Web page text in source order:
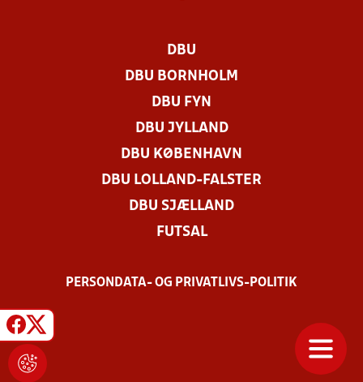
DBU
DBU BORNHOLM
DBU FYN
DBU JYLLAND
DBU KØBENHAVN
DBU LOLLAND-FALSTER
DBU SJÆLLAND
FUTSAL
PERSONDATA- OG PRIVATLIVS-POLITIK